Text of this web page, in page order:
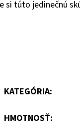
si túto jedinečnú
KATEGÓRIA:
HMOTNOSŤ: